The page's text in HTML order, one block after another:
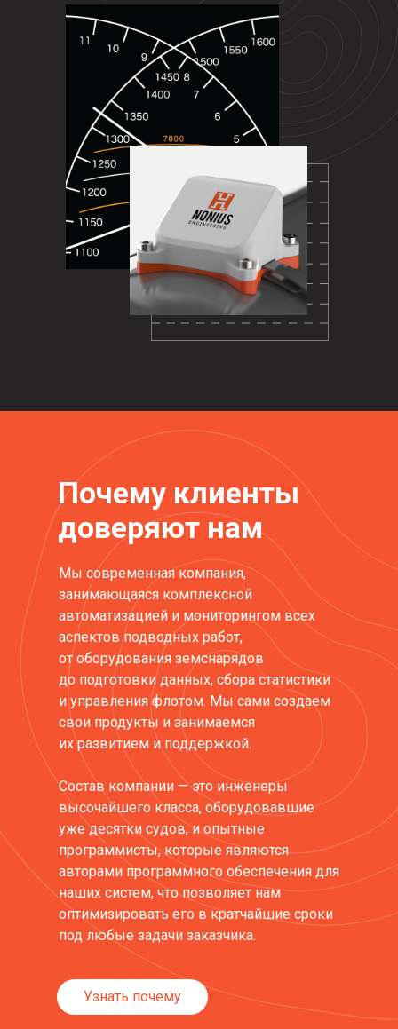
Почему клиенты
доверяют нам
Мы современная компания,
занимающаяся комплексной
автоматизацией и мониторингом всех
аспектов подводных работ,
от оборудования земснарядов
до подготовки данных, сбора статистики
и управления флотом. Мы сами создаем
свои продукты и занимаемся
их развитием и поддержкой.
Состав компании — это инженеры
высочайшего класса, оборудовавшие
уже десятки судов, и опытные
программисты, которые являются
авторами программного обеспечения для
наших систем, что позволяет нам
оптимизировать его в кратчайшие сроки
под любые задачи заказчика.
Узнать почему